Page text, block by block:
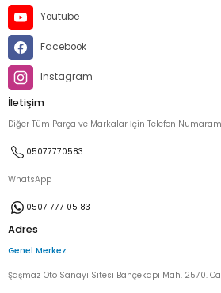
Youtube
Facebook
Instagram
İletişim
Diğer Tüm Parça ve Markalar İçin Telefon
05077770583
WhatsApp
0507 777 05 83
Adres
Genel Merkez
Şaşmaz Oto Sanayi Sitesi Bahçekapı Mah. 2570.